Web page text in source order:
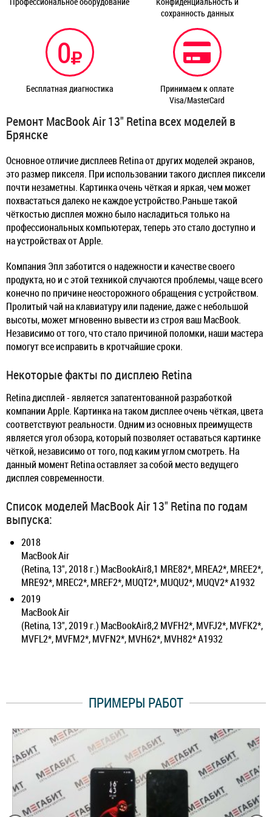
сохранность данных
0
Бесплатная диагностика
Принимаем к оплате
Visa/MasterCard
Ремонт MacBook Air 13" Retina всех моделей в
Брянске
Основное отличие дисплеев Retina от других моделей экранов,
это размер пикселя. При использовании такого дисплея пиксели
почти незаметны. Картинка очень чёткая и яркая, чем может
похвастаться далеко не каждое устройство.Раньше такой
чёткостью дисплея можно было насладиться только на
профессиональных компьютерах, теперь это стало доступно и
на устройствах от Apple.
Компания Эпл заботится о надежности и качестве своего
продукта, но и с этой техникой случаются проблемы, чаще всего
конечно по причине неосторожного обращения с устройством.
Пролитый чай на клавиатуру или падение, даже с небольшой
высоты, может мгновенно вывести из строя ваш MacBook.
Независимо от того, что стало причиной поломки, наши мастера
помогут все исправить в кротчайшие сроки.
Некоторые факты по дисплею Retina
Retina дисплей - является запатентованной разработкой
компании Apple. Картинка на таком дисплее очень чёткая, цвета
соответствуют реальности. Одним из основных преимуществ
является угол обзора, который позволяет оставаться картинке
чёткой, независимо от того, под каким углом смотреть. На
данный момент Retina оставляет за собой место ведущего
дисплея современности.
Список моделей MacBook Air 13" Retina по годам
выпуска:
2018
MacBook Air
(Retina, 13", 2018 г.) MacBookAir8,1 MRE82*, MREA2*, MREE2*,
MRE92*, MREC2*, MREF2*, MUQT2*, MUQU2*, MUQV2* A1932
2019
MacBook Air
(Retina, 13", 2019 г.) MacBookAir8,2 MVFH2*, MVFJ2*, MVFK2*,
MVFL2*, MVFM2*, MVFN2*, MVH62*, MVH82* A1932
ПРИМЕРЫ РАБОТ